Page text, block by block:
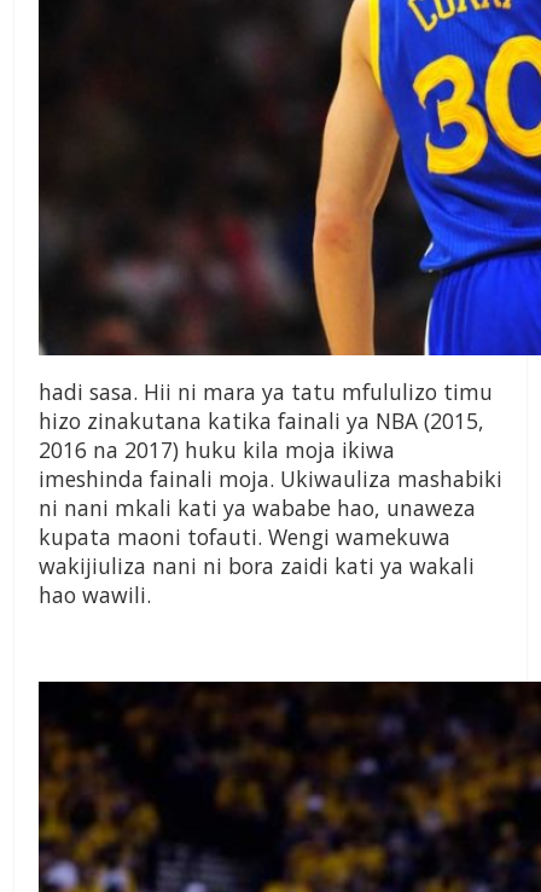
hadi sasa. Hii ni mara ya tatu mfululizo timu
hizo zinakutana katika fainali ya NBA (2015,
2016 na 2017) huku kila moja ikiwa
imeshinda fainali moja. Ukiwauliza mashabiki
ni nani mkali kati ya wababe hao, unaweza
kupata maoni tofauti. Wengi wamekuwa
wakijiuliza nani ni bora zaidi kati ya wakali
hao wawili.